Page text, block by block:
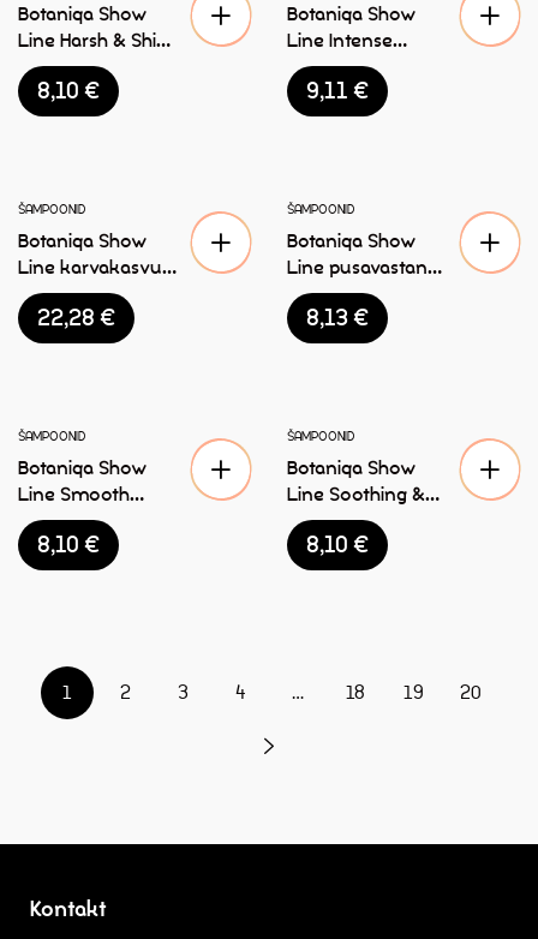
Botaniqa Show
Line Harsh & Shiny
Coat šampoon
koertele 250ml
8,10€
Botaniqa Show
Line Intense
Treatment Coat
karvahooldus
mask koertele
9,11€
ŠAMPOONID
Botaniqa Show
Line karvakasvu
kiirendav seerum
koertele 250ml
22,28€
ŠAMPOONID
Botaniqa Show
Line pusavastane
karvapiim 250ml
8,13€
ŠAMPOONID
Botaniqa Show
Line Smooth
Detangling
šampoon koertele
250ml
8,10€
ŠAMPOONID
Botaniqa Show
Line Soothing &
Shiny Coat
šampoon koertele
250ml
8,10€
1 2 3 4 … 18 19 20
Kontakt